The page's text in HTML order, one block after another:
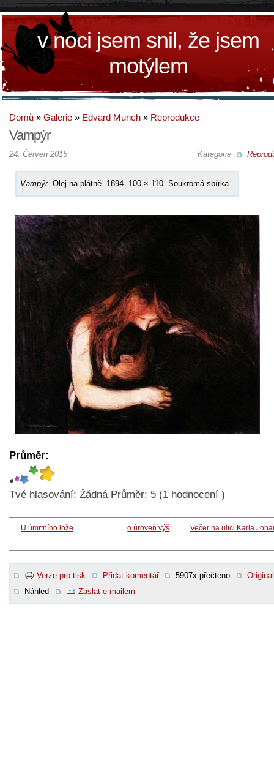
v noci jsem snil, že jsem
motýlem
Domů » Galerie » Edvard Munch » Reprodukce
Vampýr
Kategorie
24. Červen 2015
Vampýr. Olej na plátně. 1894. 100 × 110. Soukromá sbírka.
Průměr:
Tvé hlasování: Žádná Průměr: 5 (1 hodnocení )
U úmrtního lože o úroveň výš Večer na ulici Karla
Verze pro tisk Přidat komentář 5907x přečteno
Original
Náhled
Zaslat e-mailem